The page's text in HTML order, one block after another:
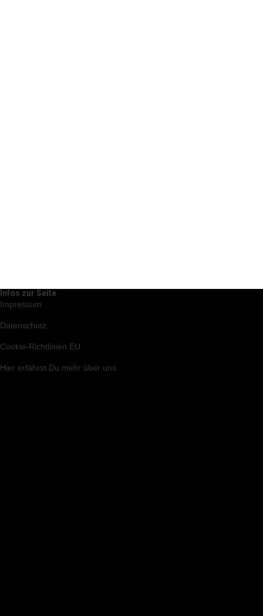
Infos zur Seite
Impressum
Datenschutz
Cookie-Richtlinien EU
Hier erfährst Du mehr über uns